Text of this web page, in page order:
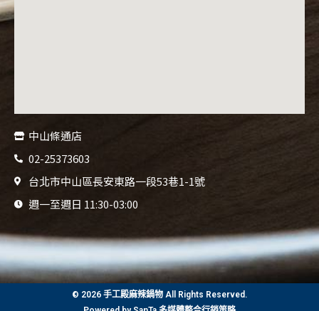
中山條通店
02-25373603
台北市中山區長安東路一段53巷1-1號
週一至週日 11:30-03:00
© 2026 手工殿麻辣鍋物 All Rights Reserved.